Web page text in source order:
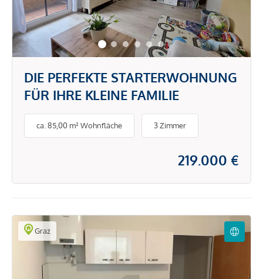
DIE PERFEKTE STARTERWOHNUNG
FÜR IHRE KLEINE FAMILIE
ca. 85,00 m² Wohnfläche 3 Zimmer
219.000 €
Graz